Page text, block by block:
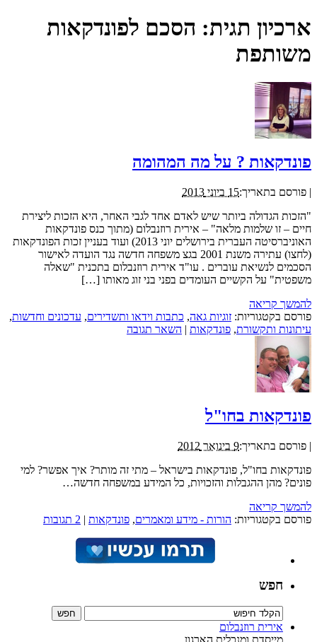
ארכיון תגית: הסכם לפונדקאות
משותפת
פונדקאות ? על מה המהומה
| פורסם בתאריך:15 ביוני 2013
"הזכות הגדולה ביותר שיש לאדם אחד לגבי האחר, היא הזכות ליצירת
חיים – זו שלמות מלאה" – אירית רוזנבלום (מתוך כנס פונדקאות
האוניברסיטה העברית בירושלים יוני 2013) ועוד בעניין זכות הפונדקאות
(לחצו) עתירה משנת 2001 בגצ משפחה חדשה נגד הועדה לאישור
הסכמים לנשיאת עוברים . עו"ד אירית רוזנבלום בתכנית "שאלה
משפטית" על הקשיים העומדים בפני בני זוג מאותו […]
להמשך קריאה
פורסם בקטגוריות: זוגיות גאה, כתבות וידאו ותשדירים, עדכונים וחדשות,
עיתונות ותקשורת, פונדקאות | השאר תגובה
פונדקאות בחו"ל
| פורסם בתאריך:9 בינואר 2012
פונדקאות בחו"ל, פונדקאות בישראל – מתי זה מותר? איך אפשר? למי
פונים? מהן ההגבלות והזכויות, כל המידע במשפחה חדשה…
להמשך קריאה
פורסם בקטגוריות: הורות - מידע ומאמרים, פונדקאות | 2 תגובות
חפש
אירית רוזנבלום